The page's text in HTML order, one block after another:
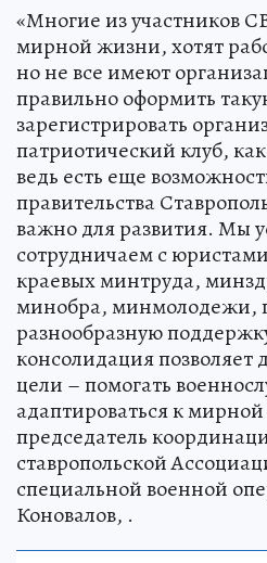
«Многие из участников
мирной жизни, хотят
но не все имеют
правильно оформить
зарегистрировать
патриотический клуб,
ведь есть еще
правительства
важно для развития. Мы
сотрудничаем с
краевых минтруда,
минобра, минмолодежи,
разнообразную
консолидация позволяет
цели – помогать
адаптироваться к
председатель
ставропольской
специальной военной
Коновалов, .